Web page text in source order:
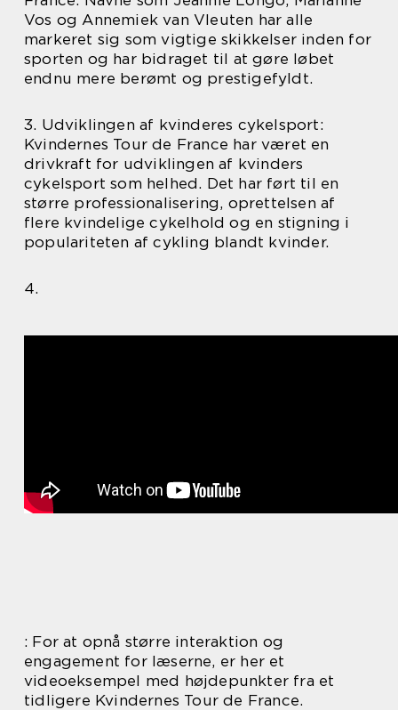
Vos og Annemiek van Vleuten har alle
markeret sig som vigtige skikkelser inden for
sporten og har bidraget til at gøre løbet
endnu mere berømt og prestigefyldt.
3. Udviklingen af kvinderes cykelsport:
Kvindernes Tour de France har været en
drivkraft for udviklingen af kvinders
cykelsport som helhed. Det har ført til en
større professionalisering, oprettelsen af
flere kvindelige cykelhold og en stigning i
populariteten af cykling blandt kvinder.
4.
: For at opnå større interaktion og
engagement for læserne, er her et
videoeksempel med højdepunkter fra et
tidligere Kvindernes Tour de France.